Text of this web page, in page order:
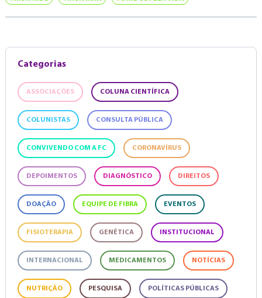
Categorias
ASSOCIAÇÕES COLUNA CIENTÍFICA
COLUNISTAS CONSULTA PÚBLICA
CONVIVENDO COM A FC CORONAVÍRUS
DEPOIMENTOS DIAGNÓSTICO DIREITOS
DOAÇÃO EQUIPE DE FIBRA EVENTOS
FISIOTERAPIA GENÉTICA INSTITUCIONAL
INTERNACIONAL MEDICAMENTOS NOTÍCIAS
NUTRIÇÃO PESQUISA POLÍTICAS PÚBLICAS